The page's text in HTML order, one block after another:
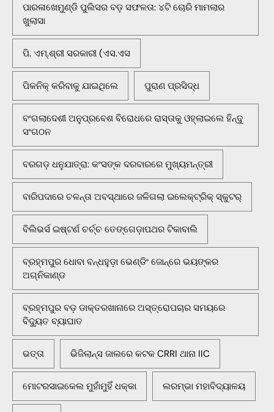
ପାରଳାଖେମୁଣ୍ଡି ପୁଲିସର ବଡ଼ ସଫଳତା: ୪ଟି ଚୋରି ମାମଲାର
ଖୁଲାସା
ପି. ଏମ୍.ଶ୍ରୀ ସରକାରୀ (ଏସ.ଏସ
ପିକନିକ୍‌ କରିବାକୁ ଯାଇଥିଲେ ପୁରାଣ ପ୍ରସିଦ୍ଧ
ବଂଗଲାଦେଶୀ ଅନୁପ୍ରବେଶ ବିରୋଧରେ ରାସ୍ତାକୁ ଓହ୍ଲାଇଲେ ହିନ୍ଦୁ
ସଂଗଠନ
ବରଗଡ଼ ଧନୁଯାତ୍ରା: କଂସଙ୍କ ଦରବାରରେ ମୁଖ୍ୟମନ୍ତ୍ରୀ
ବାରିପଦାରେ ଚଳନ୍ତା ଅବସ୍ଥାରେ ଜଳିଗଲା ଇଲେକ୍ଟ୍ରିକ୍ ସ୍କୁଟର୍
ବିଲିଭର୍ସ ଇଷ୍ଟର୍ଣ ଚର୍ଚ୍ଚ ତେଙ୍ଗେଡ଼ାପଥର ଟିକାବାଲି
ବ୍ରହ୍ମପୁର ଧୋବା ବନ୍ଧହୁଡ଼ା ଭେଣ୍ଡିଂ ଜୋନ୍‌ରେ ଭୟଙ୍କର
ଅଗ୍ନିକାଣ୍ଡ
ବ୍ରହ୍ମପୁର ବଡ଼ ଡାକ୍ତରଖାନାରେ ଅସ୍ତ୍ରୋପଚାର ସମୟରେ
ବିଦ୍ୟୁତ ବ୍ୟାଘାତ
ଭତ୍ତା ଭିଜିଲାନ୍ସ ଜାଲରେ କଟକ CRRI ଥାନା IIC
ମୋଟରସାଇକେଲ ମୁହାଁମୁହିଁ ଧକ୍କା ଲରମ୍ଭା ମହାବିଦ୍ୟାଳୟ